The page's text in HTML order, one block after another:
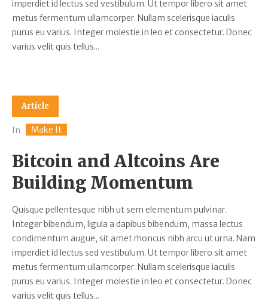
imperdiet id lectus sed vestibulum. Ut tempor libero sit amet
metus fermentum ullamcorper. Nullam scelerisque iaculis
purus eu varius. Integer molestie in leo et consectetur. Donec
varius velit quis tellus...
Article
In Make It
Bitcoin and Altcoins Are
Building Momentum
Quisque pellentesque nibh ut sem elementum pulvinar.
Integer bibendum, ligula a dapibus bibendum, massa lectus
condimentum augue, sit amet rhoncus nibh arcu ut urna. Nam
imperdiet id lectus sed vestibulum. Ut tempor libero sit amet
metus fermentum ullamcorper. Nullam scelerisque iaculis
purus eu varius. Integer molestie in leo et consectetur. Donec
varius velit quis tellus...